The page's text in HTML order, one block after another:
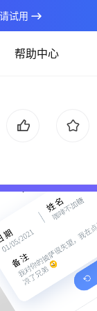
试用
帮助中心